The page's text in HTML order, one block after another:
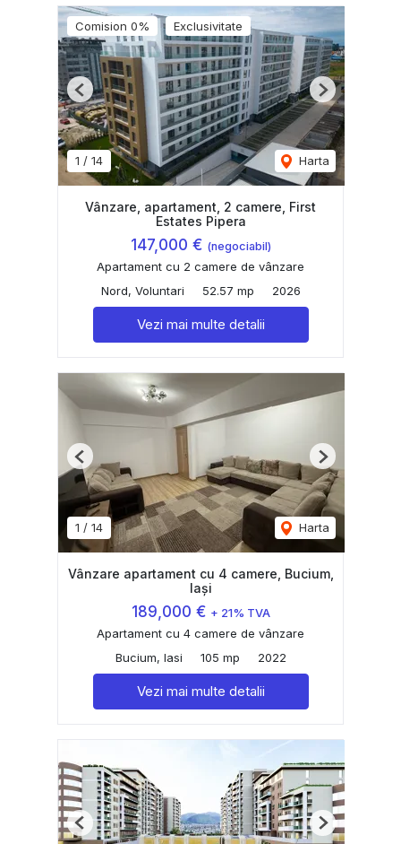
Comision 0% Exclusivitate
1 / 14 Harta
Previous Next
Vânzare, apartament, 2 camere, First
Estates Pipera
147,000 € (negociabil)
Apartament cu 2 camere de vânzare
Nord, Voluntari
52.57 mp 2026
Vezi mai multe detalii
1 / 14 Harta
Previous Next
Vânzare apartament cu 4 camere, Bucium,
Iași
189,000 € + 21% TVA
Apartament cu 4 camere de vânzare
Bucium, Iasi
105 mp 2022
Vezi mai multe detalii
Previous Next